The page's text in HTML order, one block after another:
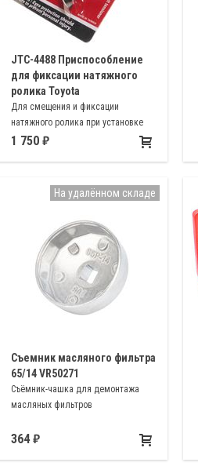
JTC-4488 Приспособление
для фиксации натяжного
ролика Toyota
Для смещения и фиксации
натяжного ролика при установке
ремня ГРМ автомобилей Toyota
1 750
Съемник масляного фильтра
65/14 VR50271
Съёмник-чашка для демонтажа
масляных фильтров
364
На удалённом складе